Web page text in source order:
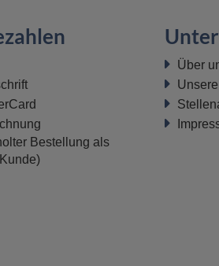
Bestellung als
Über